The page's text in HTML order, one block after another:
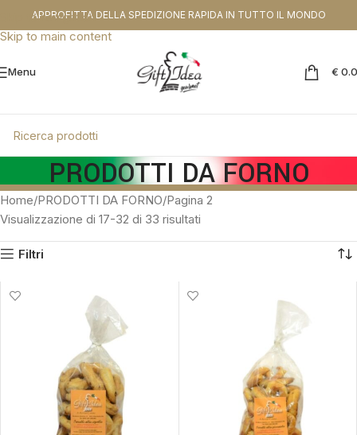
Skip to navigation
Skip to main content
31.08.26
APPROFITTA DELLA SPEDIZIONE RAPIDA IN TUTTO IL MONDO
Menu €
PRODOTTI DA FORNO
Home PRODOTTI DA FORNO Pagina 2
Visualizzazione di 17-32 di 33 risultati
Filtri